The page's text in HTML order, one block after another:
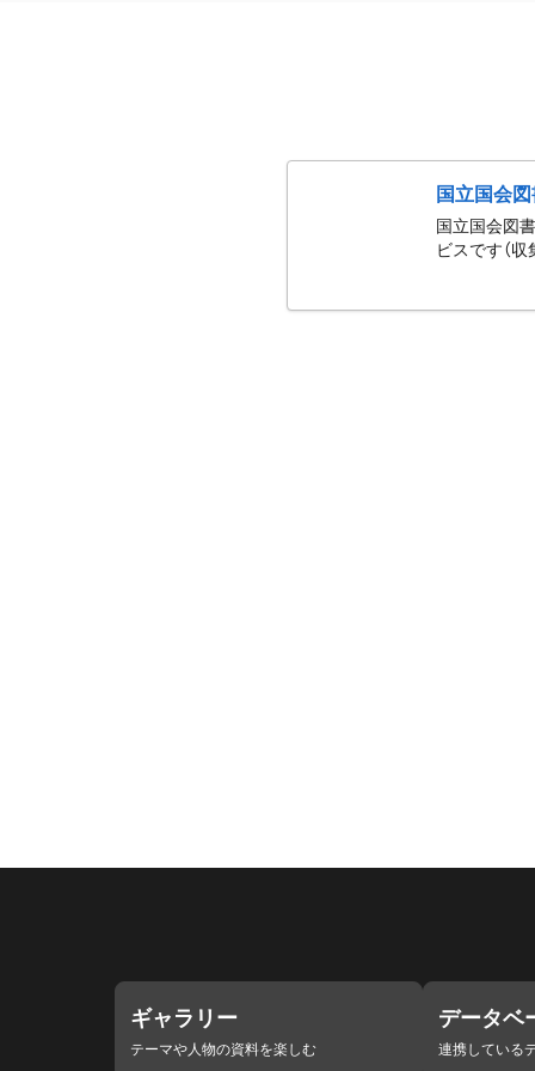
国立国会
国立国会図
ビスです（
ギャラリー
テーマや人物の資料を楽しむ
データベ
連携している